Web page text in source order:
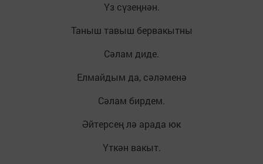
Үз сүзеңнән.
Таныш тавыш бервакытны
Сәлам диде.
Елмайдым да, сәләменә
Сәлам бирдем.
Әйтерсең лә арада юк
Үткән вакыт.